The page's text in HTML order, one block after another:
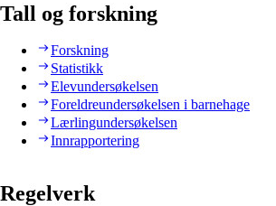
Tall og forskning
Forskning
Statistikk
Elevundersøkelsen
Foreldreundersøkelsen i barnehage
Lærlingundersøkelsen
Innrapportering
Regelverk